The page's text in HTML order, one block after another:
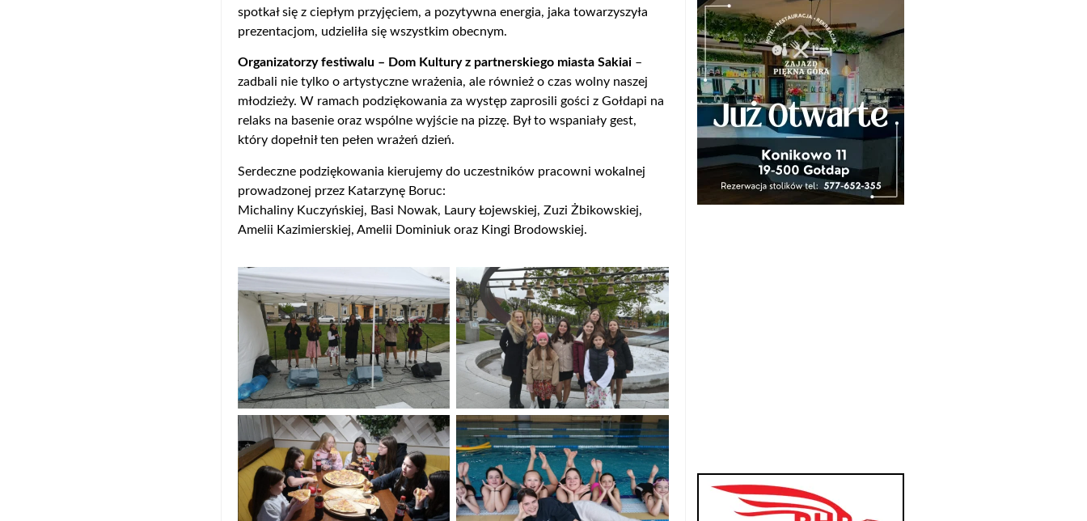
spotkał się z ciepłym przyjęciem, a pozytywna energia, jaka towarzyszyła
prezentacjom, udzieliła się wszystkim obecnym.
Organizatorzy festiwalu – Dom Kultury z partnerskiego miasta Sakiai–
zadbali nie tylko o artystyczne wrażenia, ale również o czas wolny naszej
młodzieży. W ramach podziękowania za występ zaprosili gości z Gołdapi na
relaks na basenie oraz wspólne wyjście na pizzę. Był to wspaniały gest,
który dopełnił ten pełen wrażeń dzień.
Serdeczne podziękowania kierujemy do uczestników pracowni wokalnej
prowadzonej przez Katarzynę Boruc:
Michaliny Kuczyńskiej, Basi Nowak, Laury Łojewskiej, Zuzi Żbikowskiej,
Amelii Kazimierskiej, Amelii Dominiuk oraz Kingi Brodowskiej.